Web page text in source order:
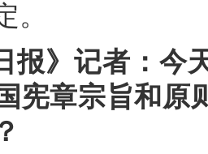
。
报》记者：
宪章宗旨和原